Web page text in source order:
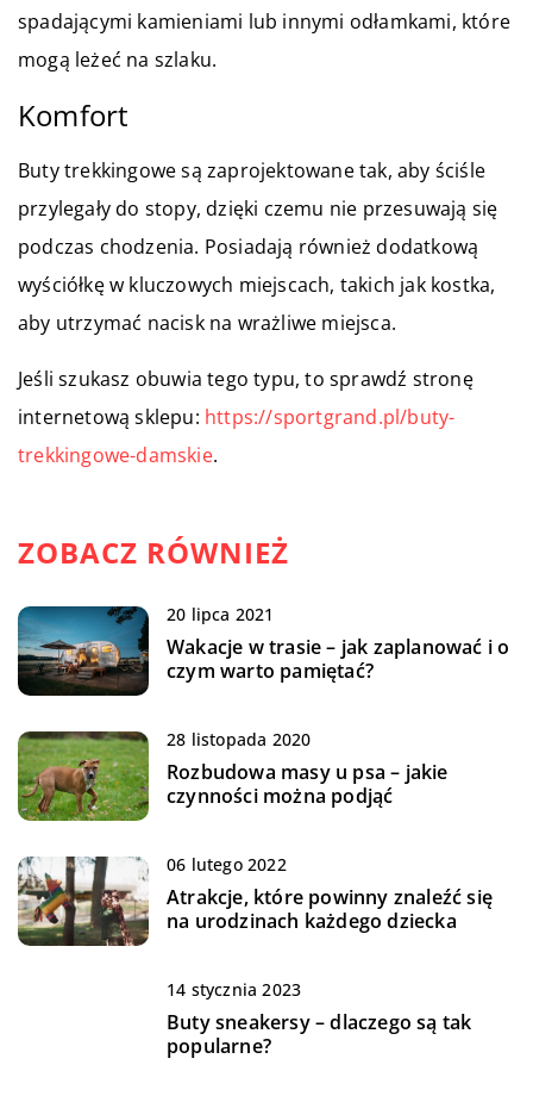
spadającymi kamieniami lub innymi odłamkami, które
mogą leżeć na szlaku.
Komfort
Buty trekkingowe są zaprojektowane tak, aby ściśle
przylegały do stopy, dzięki czemu nie przesuwają się
podczas chodzenia. Posiadają również dodatkową
wyściółkę w kluczowych miejscach, takich jak kostka,
aby utrzymać nacisk na wrażliwe miejsca.
Jeśli szukasz obuwia tego typu, to sprawdź stronę
internetową sklepu: https://sportgrand.pl/buty-
trekkingowe-damskie.
ZOBACZ RÓWNIEŻ
20 lipca 2021
Wakacje w trasie – jak zaplanować i o
czym warto pamiętać?
28 listopada 2020
Rozbudowa masy u psa – jakie
czynności można podjąć
06 lutego 2022
Atrakcje, które powinny znaleźć się
na urodzinach każdego dziecka
14 stycznia 2023
Buty sneakersy – dlaczego są tak
popularne?